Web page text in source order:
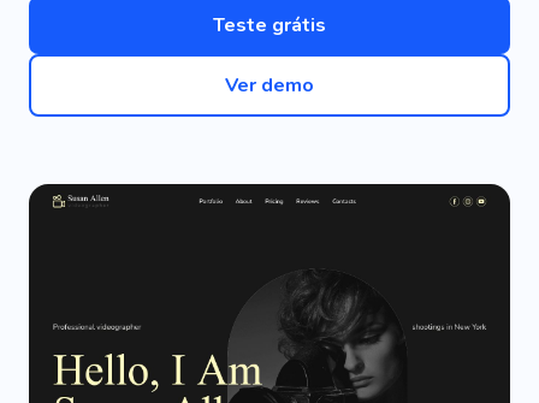
Teste grátis
Ver demo